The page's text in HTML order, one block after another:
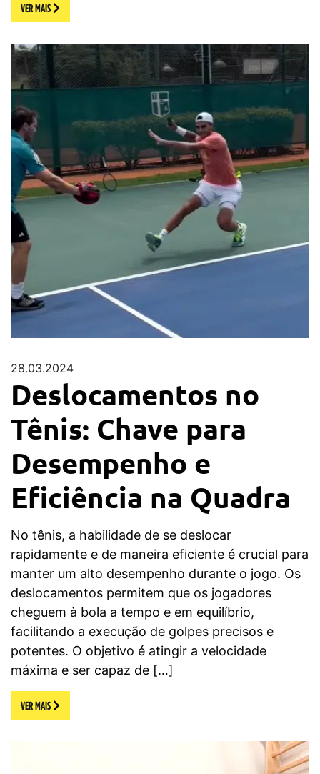
VER MAIS
28.03.2024
Deslocamentos no
Tênis: Chave para
Desempenho e
Eficiência na Quadra
No tênis, a habilidade de se deslocar
rapidamente e de maneira eficiente é crucial para
manter um alto desempenho durante o jogo. Os
deslocamentos permitem que os jogadores
cheguem à bola a tempo e em equilíbrio,
facilitando a execução de golpes precisos e
potentes. O objetivo é atingir a velocidade
máxima e ser capaz de […]
VER MAIS